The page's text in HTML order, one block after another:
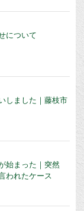
について
しました｜藤枝市
始まった｜突然
われたケース